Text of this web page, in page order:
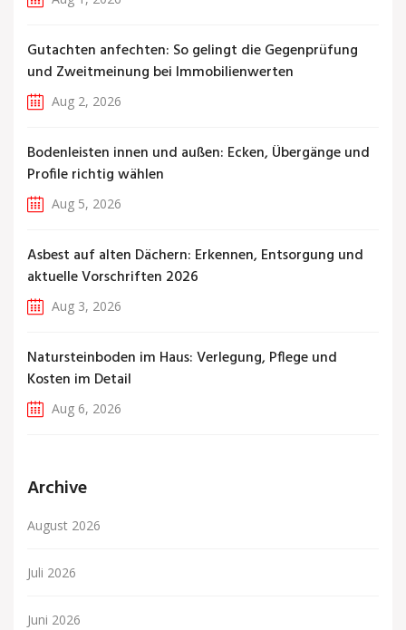
Gutachten anfechten: So gelingt die Gegenprüfung
und Zweitmeinung bei Immobilienwerten
Aug 2, 2026
Bodenleisten innen und außen: Ecken, Übergänge und
Profile richtig wählen
Aug 5, 2026
Asbest auf alten Dächern: Erkennen, Entsorgung und
aktuelle Vorschriften 2026
Aug 3, 2026
Natursteinboden im Haus: Verlegung, Pflege und
Kosten im Detail
Aug 6, 2026
Archive
August 2026
Juli 2026
Juni 2026